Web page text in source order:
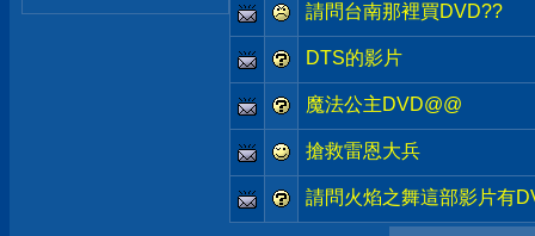
請問台南那裡買DVD??
DTS的影片
魔法公主DVD@@
搶救雷恩大兵
請問火焰之舞這部影片有